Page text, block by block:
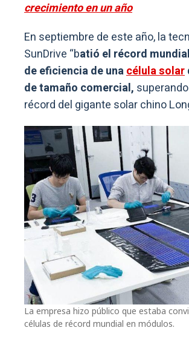
crecimiento en un año
En septiembre de este año, la
SunDrive “batió el récord
de eficiencia de unacélula solar
de tamaño comercial,
récord del gigante solar chino
La empresa hizo público que estaba
células de récord mundial en módulos.